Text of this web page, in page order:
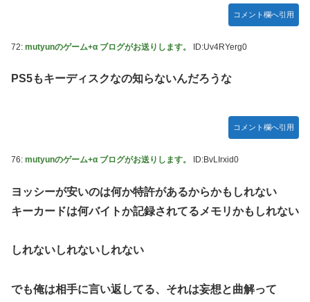
コメント欄へ引用
72: mutyunのゲーム+α ブログがお送りします。 ID:Uv4RYerg0
PS5もキーディスクなの知らないんだろうな
コメント欄へ引用
76: mutyunのゲーム+α ブログがお送りします。 ID:BvLIrxid0
ヨッシーが安いのは何か特許があるからかもしれない
キーカードは何バイトか記録されてるメモリかもしれない
しれないしれないしれない
でも俺は相手に言い返してる、それは妄想と曲解って